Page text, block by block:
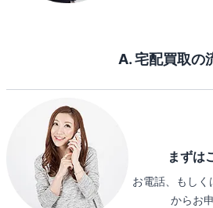
A. 宅配買取の
まずは
お電話、もしく
からお